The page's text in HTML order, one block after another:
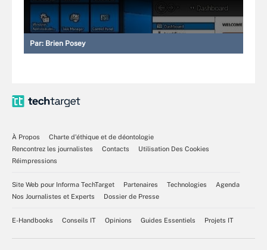
Par: Brien Posey
À Propos
Charte d’éthique et de déontologie
Rencontrez les journalistes
Contacts
Utilisation Des Cookies
Réimpressions
Site Web pour Informa TechTarget Partenaires Technologies
Agenda
Nos Journalistes et Experts
Dossier de Presse
E-Handbooks Conseils IT Opinions Guides Essentiels Projets IT